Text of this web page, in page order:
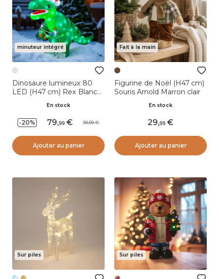
minuteur intégré
Dinosaure lumineux 80
LED (H47 cm) Rex Blanc
En stock
-20% 79,99 99,99
Ajouter au panier
Fait à la main
Figurine de Noël (H47 cm)
Souris Arnold Marron clair
En stock
29,99
Ajouter au panier
Sur piles Sur piles